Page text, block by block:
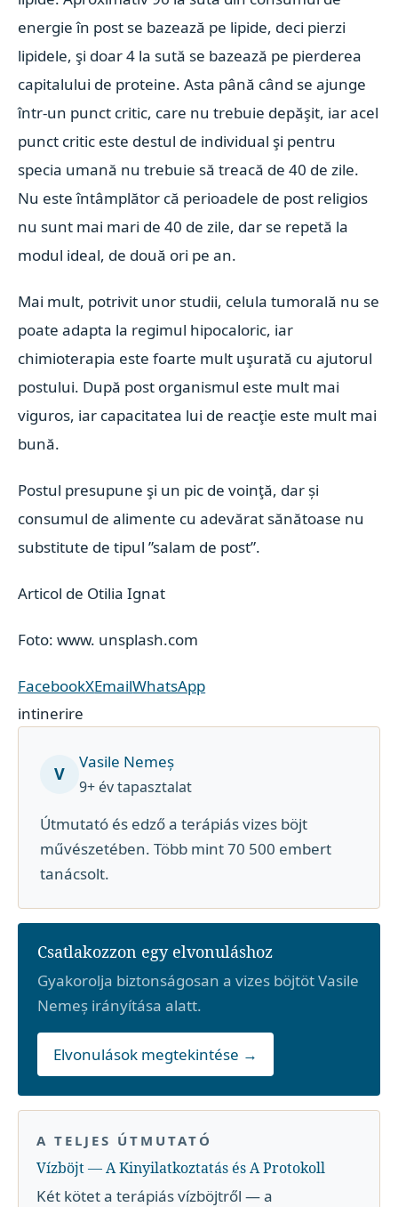
energie în post se bazează pe lipide, deci pierzi
lipidele, şi doar 4 la sută se bazează pe pierderea
capitalului de proteine. Asta până când se ajunge
într-un punct critic, care nu trebuie depăşit, iar acel
punct critic este destul de individual şi pentru
specia umană nu trebuie să treacă de 40 de zile.
Nu este întâmplător că perioadele de post religios
nu sunt mai mari de 40 de zile, dar se repetă la
modul ideal, de două ori pe an.
Mai mult, potrivit unor studii, celula tumorală nu se
poate adapta la regimul hipocaloric, iar
chimioterapia este foarte mult uşurată cu ajutorul
postului. După post organismul este mult mai
viguros, iar capacitatea lui de reacţie este mult mai
bună.
Postul presupune şi un pic de voinţă, dar și
consumul de alimente cu adevărat sănătoase nu
substitute de tipul ”salam de post”.
Articol de Otilia Ignat
Foto: www. unsplash.com
FacebookXEmailWhatsApp
intinerire
V
Vasile Nemeș
9+ év tapasztalat
Útmutató és edző a terápiás vizes böjt
művészetében. Több mint 70 500 embert
tanácsolt.
Csatlakozzon egy elvonuláshoz
Gyakorolja biztonságosan a vizes böjtöt Vasile
Nemeș irányítása alatt.
Elvonulások megtekintése →
A TELJES ÚTMUTATÓ
Vízböjt — A Kinyilatkoztatás és A Protokoll
Két kötet a terápiás vízböjtről — a